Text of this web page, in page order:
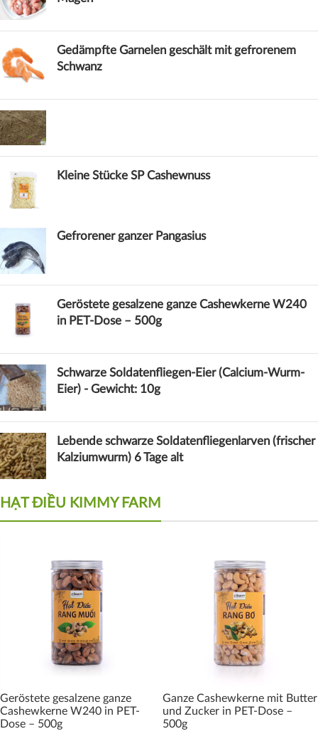
Gedämpfte Garnelen geschält mit gefrorenem
Schwanz
Kleine Stücke SP Cashewnuss
Gefrorener ganzer Pangasius
Geröstete gesalzene ganze Cashewkerne W240
in PET-Dose – 500g
Schwarze Soldatenfliegen-Eier (Calcium-Wurm-
Eier) - Gewicht: 10g
Lebende schwarze Soldatenfliegenlarven (frischer
Kalziumwurm) 6 Tage alt
HẠT ĐIỀU KIMMY FARM
Geröstete gesalzene ganze
Cashewkerne W240 in PET-
Dose – 500g
Ganze Cashewkerne mit Butter
und Zucker in PET-Dose –
500g